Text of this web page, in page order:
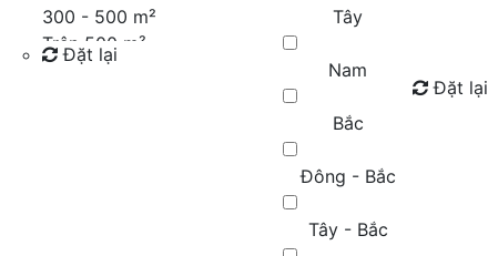
300 - 500 m²
Trên 500 m²
Đặt lại
Tây
Nam
Bắc
Đông - Bắc
Tây - Bắc
Đặt lại